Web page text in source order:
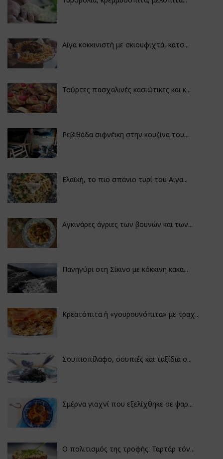
Αίγα κοκκινιστή με σκιουφιχτά, κατσ...
Τούρτες πασχαλινές κασιώτικες και κ...
Ρεβιθάδα σιφνέικη στην κουζίνα του...
Ελαϊκή, το πιο σπάνιο τυρί του Αιγα...
Αγκινάρες άγριες των βουνών και των...
Πανηγύρι στη Σίκινο με κόκκινη κακα...
Κρεατόπιτα ή «γουρουνόπιτα» με τραχ...
Σουπιοπίλαφο, σουπιές και ταξίδια σ...
Σμέρνα γιαχνί που εξελίχθηκε σε ψαρ...
Ο πολιτισμός της τροφής: Ταρτάρ τόν...